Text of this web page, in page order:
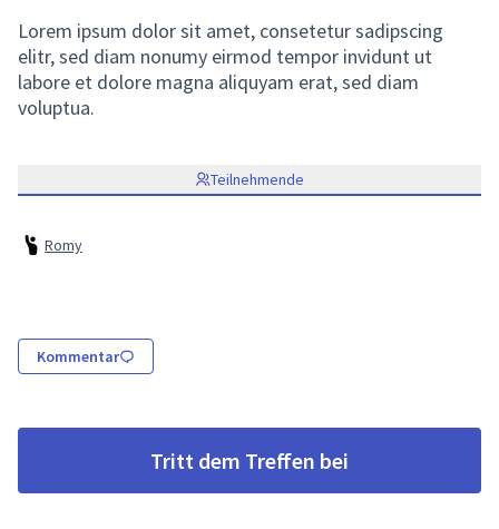
Lorem ipsum dolor sit amet, consetetur sadipscing
elitr, sed diam nonumy eirmod tempor invidunt ut
labore et dolore magna aliquyam erat, sed diam
voluptua.
Teilnehmende
Romy
Kommentar
Tritt dem Treffen bei